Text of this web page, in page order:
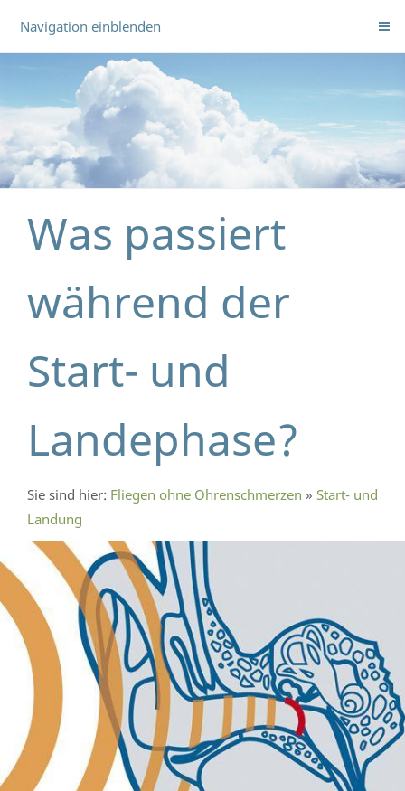
Navigation einblenden
Was passiert
während der
Start- und
Landephase?
Sie sind hier: Fliegen ohne Ohrenschmerzen » Start- und
Landung